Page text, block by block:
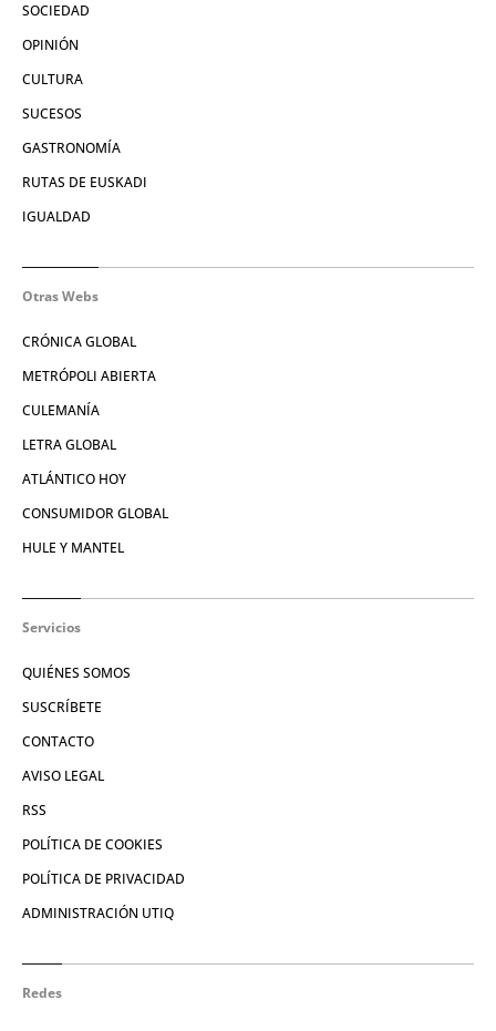
SOCIEDAD
OPINIÓN
CULTURA
SUCESOS
GASTRONOMÍA
RUTAS DE EUSKADI
IGUALDAD
Otras Webs
CRÓNICA GLOBAL
METRÓPOLI ABIERTA
CULEMANÍA
LETRA GLOBAL
ATLÁNTICO HOY
CONSUMIDOR GLOBAL
HULE Y MANTEL
Servicios
QUIÉNES SOMOS
SUSCRÍBETE
CONTACTO
AVISO LEGAL
RSS
POLÍTICA DE COOKIES
POLÍTICA DE PRIVACIDAD
ADMINISTRACIÓN UTIQ
Redes